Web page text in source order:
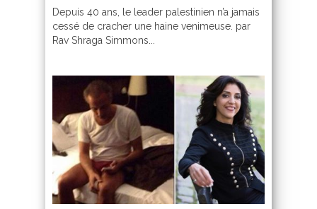
Depuis 40 ans, le leader palestinien n’a jamais
cessé de cracher une haine venimeuse. par
Rav Shraga Simmons...